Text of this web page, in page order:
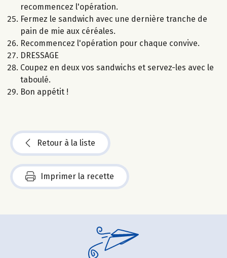
recommencez l'opération.
Fermez le sandwich avec une dernière tranche de
pain de mie aux céréales.
Recommencez l'opération pour chaque convive.
DRESSAGE
Coupez en deux vos sandwichs et servez-les avec le
taboulé.
Bon appétit !
Retour à la liste
Imprimer la recette